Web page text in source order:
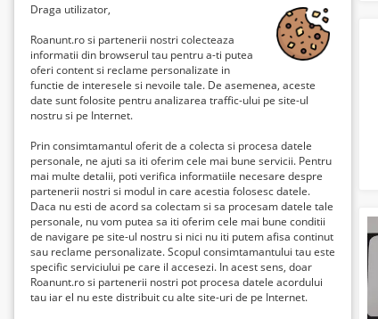
Draga utilizator,
Roanunt.ro si partenerii nostri colecteaza
informatii din browserul tau pentru a-ti putea
oferi content si reclame personalizate in
functie de interesele si nevoile tale. De asemenea, aceste
date sunt folosite pentru analizarea traffic-ului pe site-ul
nostru si pe Internet.
Prin consimtamantul oferit de a colecta si procesa datele
personale, ne ajuti sa iti oferim cele mai bune servicii. Pentru
mai multe detalii, poti verifica informatiile necesare despre
partenerii nostri si modul in care acestia folosesc datele.
Daca nu esti de acord sa colectam si sa procesam datele tale
personale, nu vom putea sa iti oferim cele mai bune conditii
de navigare pe site-ul nostru si nici nu iti putem afisa continut
sau reclame personalizate. Scopul consimtamantului tau este
specific serviciului pe care il accesezi. In acest sens, doar
Roanunt.ro si partenerii nostri pot procesa datele acordului
tau iar el nu este distribuit cu alte site-uri de pe Internet.